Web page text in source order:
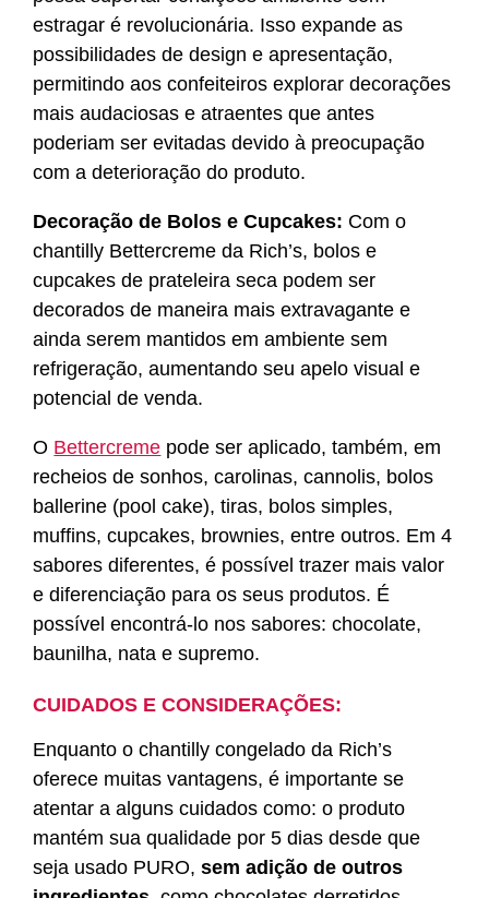
estragar é revolucionária. Isso expande as
possibilidades de design e apresentação,
permitindo aos confeiteiros explorar decorações
mais audaciosas e atraentes que antes
poderiam ser evitadas devido à preocupação
com a deterioração do produto.
Decoração de Bolos e Cupcakes: Com o
chantilly Bettercreme da Rich’s, bolos e
cupcakes de prateleira seca podem ser
decorados de maneira mais extravagante e
ainda serem mantidos em ambiente sem
refrigeração, aumentando seu apelo visual e
potencial de venda.
O Bettercreme pode ser aplicado, também, em
recheios de sonhos, carolinas, cannolis, bolos
ballerine (pool cake), tiras, bolos simples,
muffins, cupcakes, brownies, entre outros. Em 4
sabores diferentes, é possível trazer mais valor
e diferenciação para os seus produtos. É
possível encontrá-lo nos sabores: chocolate,
baunilha, nata e supremo.
CUIDADOS E CONSIDERAÇÕES:
Enquanto o chantilly congelado da Rich’s
oferece muitas vantagens, é importante se
atentar a alguns cuidados como: o produto
mantém sua qualidade por 5 dias desde que
seja usado PURO,sem adição de outros